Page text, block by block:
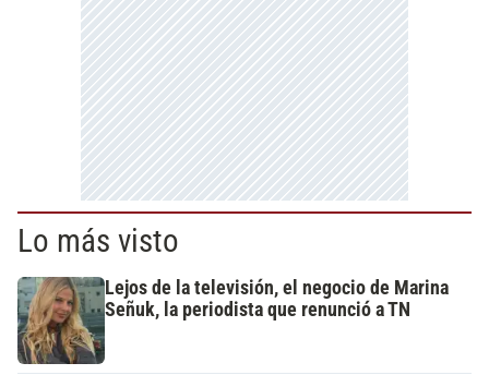
Lo más visto
Lejos de la televisión, el negocio de Marina
Señuk, la periodista que renunció a TN